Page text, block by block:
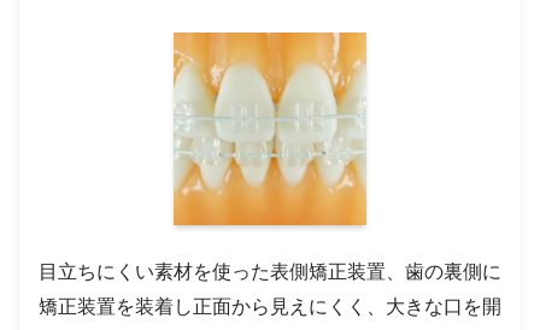
目立ちにくい素材を使った表側矯正装置、歯の裏側に
矯正装置を装着し正面から見えにくく、大きな口を開